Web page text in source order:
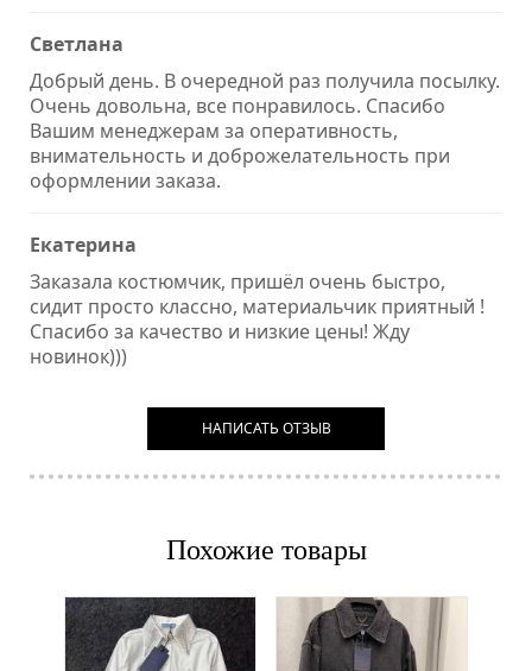
Светлана
Добрый день. В очередной раз получила посылку.
Очень довольна, все понравилось. Спасибо
Вашим менеджерам за оперативность,
внимательность и доброжелательность при
оформлении заказа.
Екатерина
Заказала костюмчик, пришёл очень быстро,
сидит просто классно, материальчик приятный !
Спасибо за качество и низкие цены! Жду
новинок)))
НАПИСАТЬ ОТЗЫВ
Похожие товары